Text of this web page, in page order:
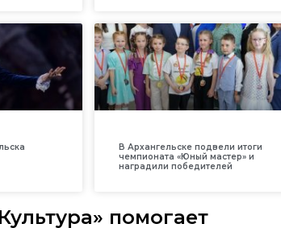
В Архангельске подвели итоги
чемпионата «Юный мастер» и
наградили победителей
помогает